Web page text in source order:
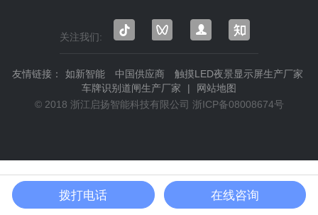
关注我们:
号
号
友情链接： 如新智能 中国供应商
触摸LED夜景显示屏生产厂家
车牌识别道闸生产厂家
|
网站地图
© 2018 浙江启扬智能科技有限公司 浙ICP备08008674号
拨打电话 在线咨询